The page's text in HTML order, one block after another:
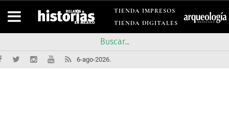
TIENDA IMPRESOS
TIENDA DIGITALES
6-ago-2026.